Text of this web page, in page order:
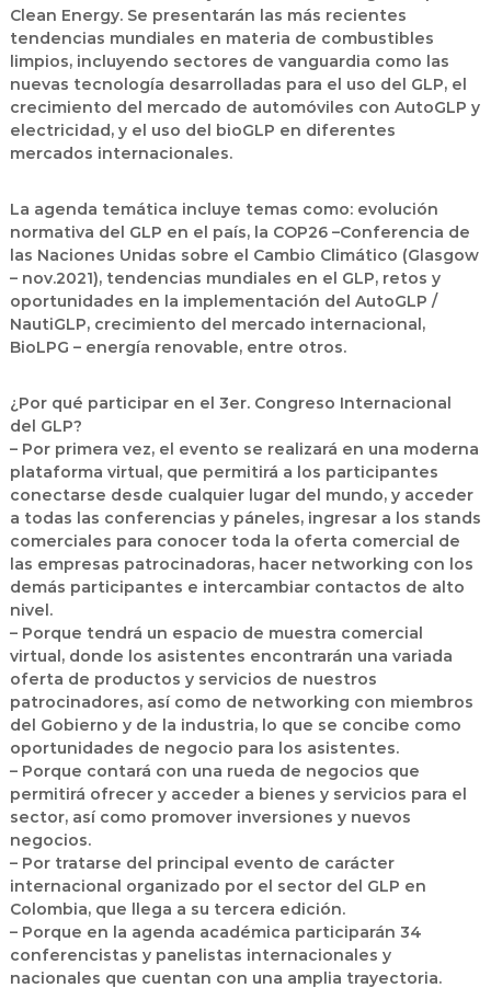
Clean Energy. Se presentarán las más recientes
tendencias mundiales en materia de combustibles
limpios, incluyendo sectores de vanguardia como las
nuevas tecnología desarrolladas para el uso del GLP, el
crecimiento del mercado de automóviles con AutoGLP y
electricidad, y el uso del bioGLP en diferentes
mercados internacionales.
La agenda temática incluye temas como: evolución
normativa del GLP en el país, la COP26 –Conferencia de
las Naciones Unidas sobre el Cambio Climático (Glasgow
– nov.2021), tendencias mundiales en el GLP, retos y
oportunidades en la implementación del AutoGLP /
NautiGLP, crecimiento del mercado internacional,
BioLPG – energía renovable, entre otros.
¿Por qué participar en el 3er. Congreso Internacional
del GLP?
– Por primera vez, el evento se realizará en una moderna
plataforma virtual, que permitirá a los participantes
conectarse desde cualquier lugar del mundo, y acceder
a todas las conferencias y páneles, ingresar a los stands
comerciales para conocer toda la oferta comercial de
las empresas patrocinadoras, hacer networking con los
demás participantes e intercambiar contactos de alto
nivel.
– Porque tendrá un espacio de muestra comercial
virtual, donde los asistentes encontrarán una variada
oferta de productos y servicios de nuestros
patrocinadores, así como de networking con miembros
del Gobierno y de la industria, lo que se concibe como
oportunidades de negocio para los asistentes.
– Porque contará con una rueda de negocios que
permitirá ofrecer y acceder a bienes y servicios para el
sector, así como promover inversiones y nuevos
negocios.
– Por tratarse del principal evento de carácter
internacional organizado por el sector del GLP en
Colombia, que llega a su tercera edición.
– Porque en la agenda académica participarán 34
conferencistas y panelistas internacionales y
nacionales que cuentan con una amplia trayectoria.